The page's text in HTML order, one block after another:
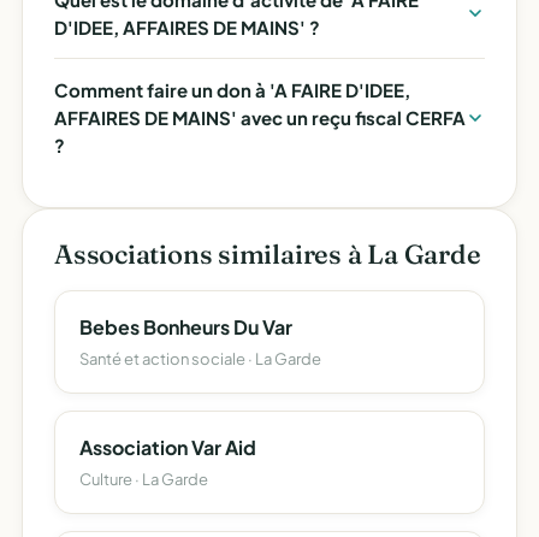
D'IDEE, AFFAIRES DE MAINS' ?
Comment faire un don à 'A FAIRE D'IDEE,
AFFAIRES DE MAINS' avec un reçu fiscal CERFA
?
Associations similaires à La Garde
Bebes Bonheurs Du Var
Santé et action sociale · La Garde
Association Var Aid
Culture · La Garde